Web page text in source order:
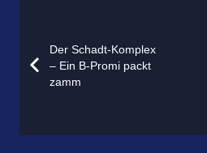
Der Schadt-Komplex
– Ein B-Promi packt
zamm